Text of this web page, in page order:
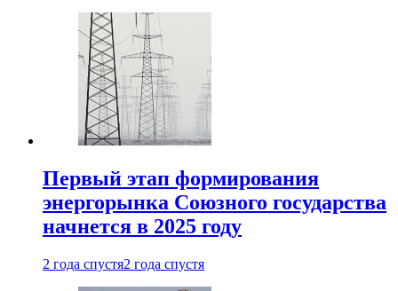
Первый этап формирования
энергорынка Союзного государства
начнется в 2025 году
2 года спустя2 года спустя